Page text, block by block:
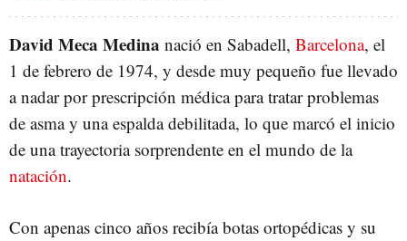
David Meca Medina nació en Sabadell, Barcelona, el
1 de febrero de 1974, y desde muy pequeño fue llevado
a nadar por prescripción médica para tratar problemas
de asma y una espalda debilitada, lo que marcó el inicio
de una trayectoria sorprendente en el mundo de la
natación.
Con apenas cinco años recibía botas ortopédicas y su